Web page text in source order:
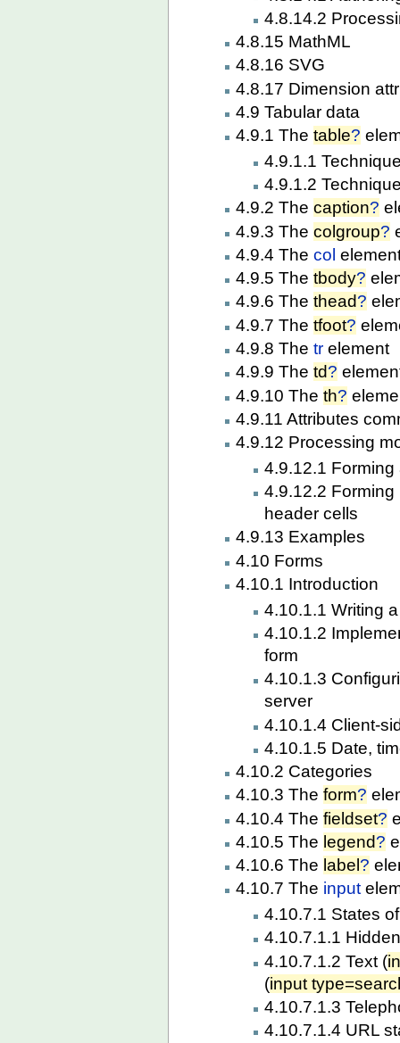
4.8.14.2
4.8.15 MathML
4.8.16 SVG
4.8.17 Dimension
4.9 Tabular data
4.9.1 Thetable?
4.9.1.1
4.9.1.2
4.9.2 Thecaption?
4.9.3 Thecolgroup?
4.9.4 Thecol
4.9.5 Thetbody?
4.9.6 Thethead?
4.9.7 Thetfoot?
4.9.8 Thetr element
4.9.9 Thetd?
4.9.10 Theth?
4.9.11 Attributes
4.9.12 Processing
4.9.12.1 Forming
4.9.12.2
header cells
4.9.13 Examples
4.10 Forms
4.10.1 Introduction
4.10.1.1 Writing
4.10.1.2
form
4.10.1.3
server
4.10.1.4 Client-
4.10.1.5 Date,
4.10.2 Categories
4.10.3 Theform?
4.10.4 Thefieldset?
4.10.5 The legend?
4.10.6 The label ?
4.10.7 The input
4.10.7.1 States
4.10.7.1.1
4.10.7.1.2 Text (
(input
4.10.7.1.3
4.10.7.1.4 URL